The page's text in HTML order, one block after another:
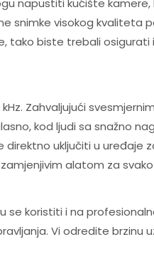
napustiti kućište
snimke visokog kvaliteta
biste trebali osigurati
Zahvaljujući
kod ljudi sa snažno
uključiti u
alatom za
se koristiti i na
Vi odredite brzinu